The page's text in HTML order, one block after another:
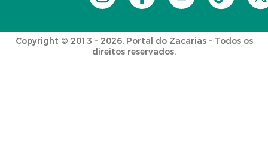
Copyright © 2013 - 2026. Portal do Zacarias - Todos os
direitos reservados.